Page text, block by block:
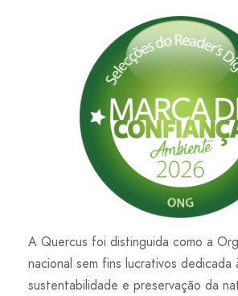
A Quercus foi distinguida como a
nacional sem fins lucrativos dedicada
sustentabilidade e preservação da